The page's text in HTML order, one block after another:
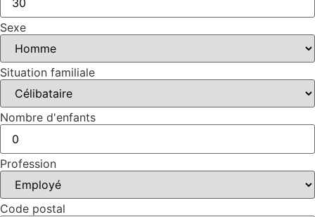
Sexe
Situation familiale
Nombre d'enfants
Profession
Code postal